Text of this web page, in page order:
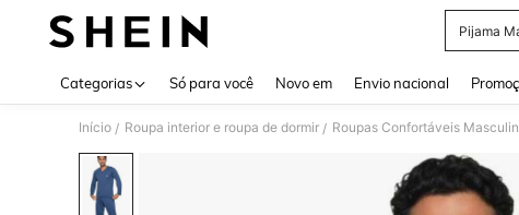
Pijama
Categorias Só para você Novo em Envio nacional
Início / Roupa interior e roupa de dormir / Roupas Confortáveis